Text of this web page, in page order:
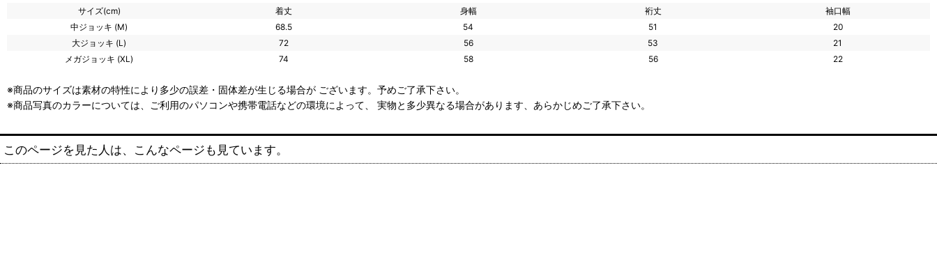
サイズ(cm) 着丈 身幅 裄丈
袖口幅
中ジョッキ (M)
68.5 54 51
20
大ジョッキ (L)
72 56 53
21
メガジョッキ (XL)
74 58 56 22
※商品のサイズは素材の特性により多少の誤差・固体差が生じる場合が ございます。予めご了承下さい。
※商品写真のカラーについては、ご利用のパソコンや携帯電話などの環境によって、 実物と多少異なる場合があります、あらかじめご了承下さい。
このページを見た人は、こんなページも見ています。